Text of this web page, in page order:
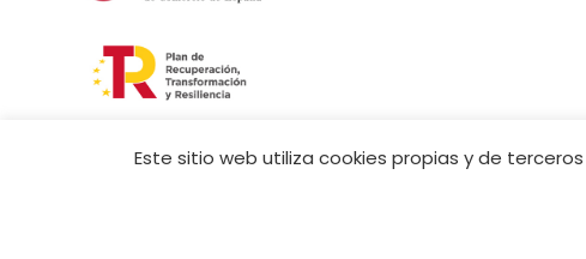
COPYRIGHT 2026
Este sitio web utiliza cookies propias y de